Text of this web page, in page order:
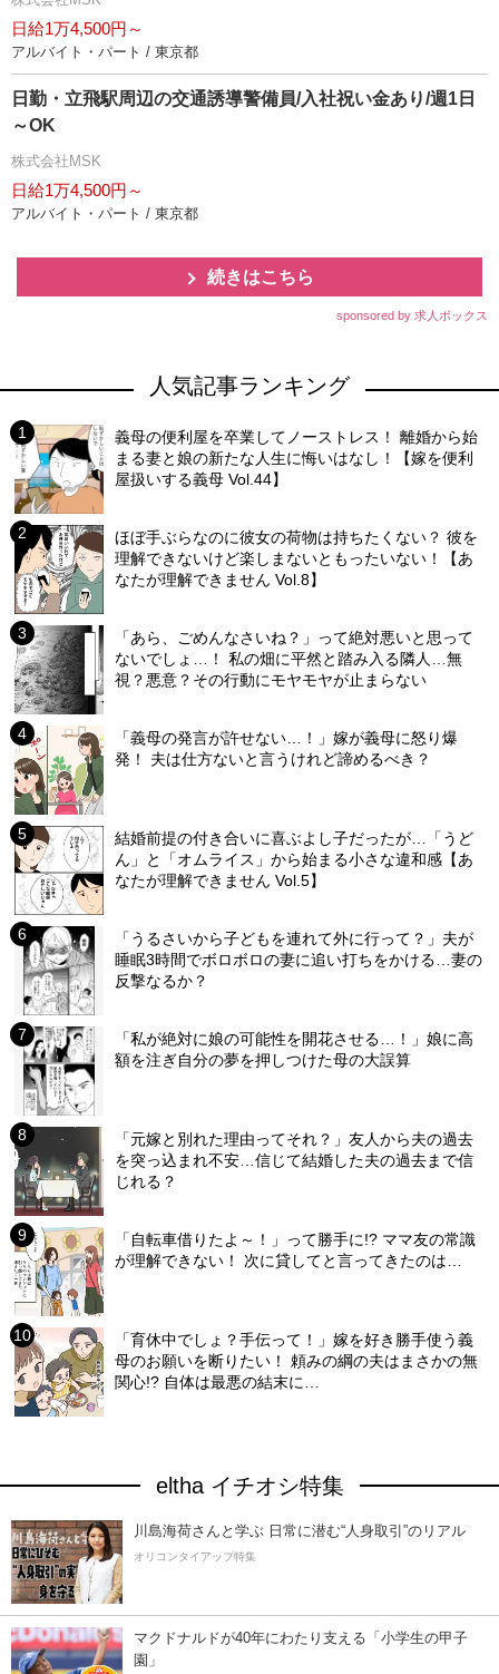
日給1万4,500円～
アルバイト・パート / 東京都
日勤・立飛駅周辺の交通誘導警備員/入社祝い金あり/週1日
～OK
株式会社MSK
日給1万4,500円～
アルバイト・パート / 東京都
続きはこちら
sponsored by 求人ボックス
人気記事ランキング
義母の便利屋を卒業してノーストレス！ 離婚から始
まる妻と娘の新たな人生に悔いはなし！【嫁を便利
屋扱いする義母 Vol.44】
ほぼ手ぶらなのに彼女の荷物は持ちたくない？ 彼を
理解できないけど楽しまないともったいない！【あ
なたが理解できません Vol.8】
「あら、ごめんなさいね？」って絶対悪いと思って
ないでしょ…！ 私の畑に平然と踏み入る隣人…無
視？悪意？その行動にモヤモヤが止まらない
「義母の発言が許せない…！」嫁が義母に怒り爆
発！ 夫は仕方ないと言うけれど諦めるべき？
結婚前提の付き合いに喜ぶよし子だったが…「うど
ん」と「オムライス」から始まる小さな違和感【あ
なたが理解できません Vol.5】
「うるさいから子どもを連れて外に行って？」夫が
睡眠3時間でボロボロの妻に追い打ちをかける…妻の
反撃なるか？
「私が絶対に娘の可能性を開花させる…！」娘に高
額を注ぎ自分の夢を押しつけた母の大誤算
「元嫁と別れた理由ってそれ？」友人から夫の過去
を突っ込まれ不安…信じて結婚した夫の過去まで信
じれる？
「自転車借りたよ～！」って勝手に!? ママ友の常識
が理解できない！ 次に貸してと言ってきたのは…
「育休中でしょ？手伝って！」嫁を好き勝手使う義
母のお願いを断りたい！ 頼みの綱の夫はまさかの無
関心!? 自体は最悪の結末に…
eltha イチオシ特集
川島海荷さんと学ぶ 日常に潜む“人身取引”のリアル
オリコンタイアップ特集
マクドナルドが40年にわたり支える「小学生の甲子
園」